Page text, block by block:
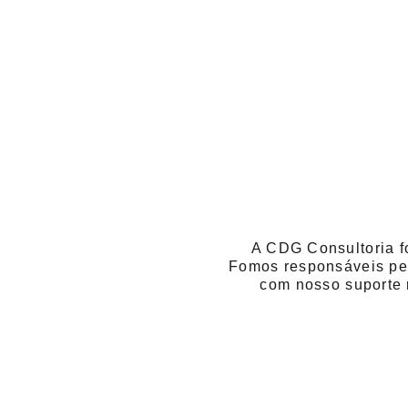
A CDG Consultoria
Fomos responsáveis
com nosso